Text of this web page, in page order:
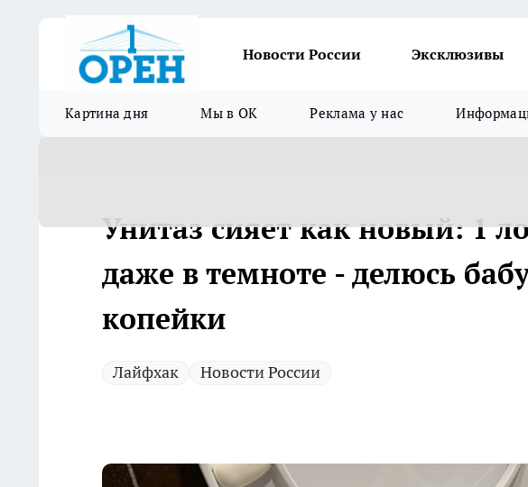
Новости России Эксклюзивы
Картина дня Мы в ОК Реклама у нас
Унитаз сияет как новый: 1
даже в темноте - делюсь
копейки
Лайфхак Новости России